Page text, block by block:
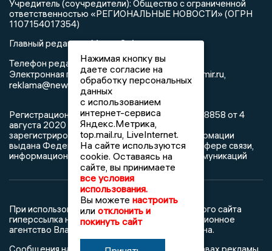
Учредитель (соучредители): Общество с ограниченной
ответственностью «РЕГИОНАЛЬНЫЕ НОВОСТИ» (ОГРН
1107154017354)
Главный редактор: Мазов С. А.
Телефон редакции:8 (4922) 666916
Электронная почта редакции:info@newsvladimir.ru
reklama@newsvladimir.ru
Регистрационный номер: серия Эл № ФС77-78858 от 4
августа 2020 г. согласно выписке из реестра
зарегистрированных средств массовой информации
выдана Федеральной службой по надзору в сфере связи,
информационных технологий и массовых коммуникаций
При использовании любого материала с данного сайта
гиперссылка на Сетевое издание «Информационное
агентство Владимирские новости» обязательна.
Сообщения на сером фоне размещены на правах рекламы
Нажимая кнопку вы
даете согласие на
обработку персональных
данных
с использованием
интернет-сервиса
Яндекс.Метрика,
top.mail.ru, LiveInternet.
На сайте используются
cookie. Оставаясь на
сайте, вы принимаете
все условия
использования.
Вы можете настроить
или отклонить и
покинуть сайт